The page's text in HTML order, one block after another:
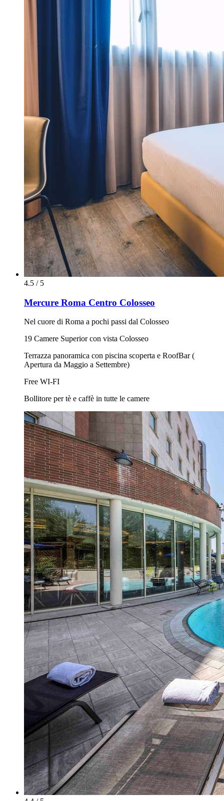
4.5 / 5
Mercure Roma Centro Colosseo
Nel cuore di Roma a pochi passi dal Colosseo
19 Camere Superior con vista Colosseo
Terrazza panoramica con piscina scoperta e RoofBar (
Apertura da Maggio a Settembre)
Free WI-FI
Bollitore per tè e caffè in tutte le camere